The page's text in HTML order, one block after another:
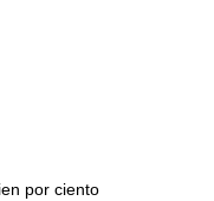
por ciento